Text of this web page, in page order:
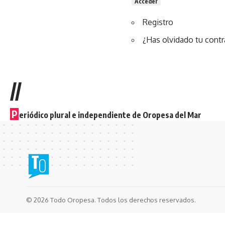
Registro
¿Has olvidado tu
//
P eriódico plural e independiente de Oropesa del Mar
© 2026 Todo Oropesa. Todos los derechos reservados.